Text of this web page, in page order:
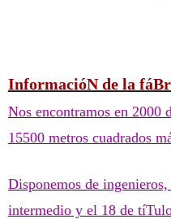
InformacióN de la
Nos encontramos en 2000
15500 metros cuadrados
Disponemos de
intermedio y el 18 de